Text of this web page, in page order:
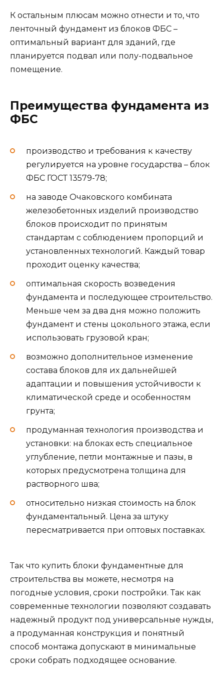
К остальным плюсам можно отнести и то, что
ленточный фундамент из блоков ФБС –
оптимальный вариант для зданий, где
планируется подвал или полу-подвальное
помещение.
Преимущества фундамента из
ФБС
производство и требования к качеству
регулируется на уровне государства – блок
ФБС ГОСТ 13579-78;
на заводе Очаковского комбината
железобетонных изделий производство
блоков происходит по принятым
стандартам с соблюдением пропорций и
установленных технологий. Каждый товар
проходит оценку качества;
оптимальная скорость возведения
фундамента и последующее строительство.
Меньше чем за два дня можно положить
фундамент и стены цокольного этажа, если
использовать грузовой кран;
возможно дополнительное изменение
состава блоков для их дальнейшей
адаптации и повышения устойчивости к
климатической среде и особенностям
грунта;
продуманная технология производства и
установки: на блоках есть специальное
углубление, петли монтажные и пазы, в
которых предусмотрена толщина для
растворного шва;
относительно низкая стоимость на блок
фундаментальный. Цена за штуку
пересматривается при оптовых поставках.
Так что купить блоки фундаментные для
строительства вы можете, несмотря на
погодные условия, сроки постройки. Так как
современные технологии позволяют создавать
надежный продукт под универсальные нужды,
а продуманная конструкция и понятный
способ монтажа допускают в минимальные
сроки собрать подходящее основание.